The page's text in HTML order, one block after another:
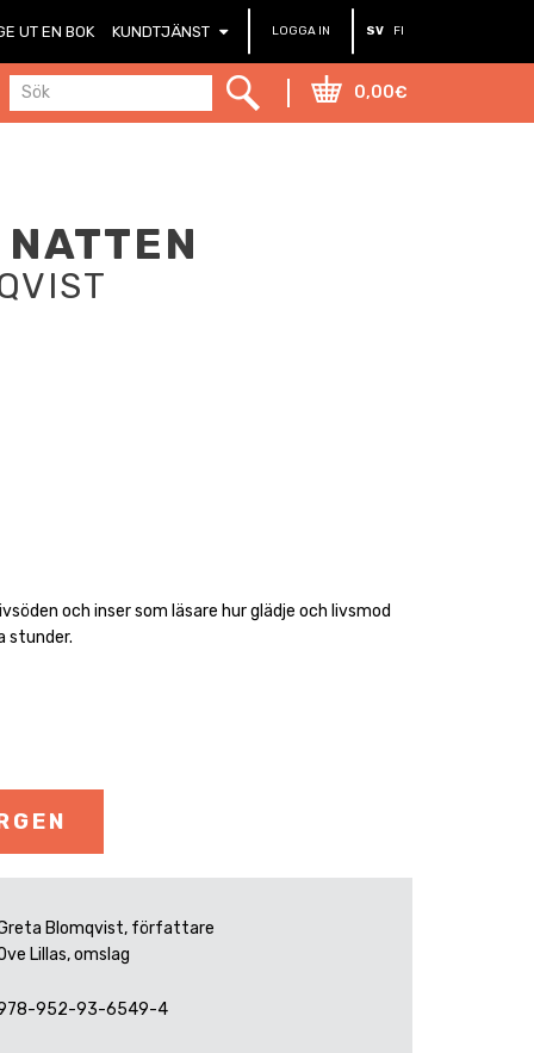
UT EN BOK KUNDTJÄNST LOGGA IN SV FI
0,00€
och inser som läsare hur glädje och livsmod
stunder.
Blomqvist, författare
Lillas, omslag
952-93-6549-4